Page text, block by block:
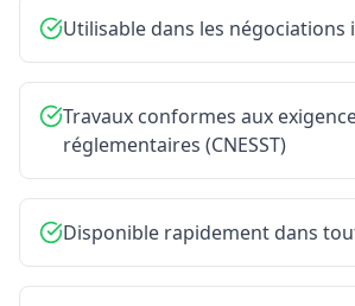
Utilisable dans les négociations
Travaux conformes aux
réglementaires (CNESST)
Disponible rapidement dans